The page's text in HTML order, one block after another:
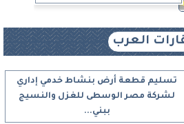
العرب
تسليم قطعة أرض بنشاط خدمي إداري
لشركة مصر الوسطى للغزل والنسيج
ببني...